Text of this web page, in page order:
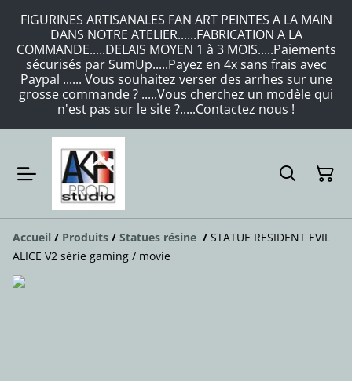
FIGURINES ARTISANALES FAN ART PEINTES A LA MAIN
DANS NOTRE ATELIER......FABRICATION A LA
COMMANDE.....DELAIS MOYEN 1 à 3 MOIS.....Paiements
sécurisés par SumUp.....Payez en 4x sans frais avec
Paypal ...... Vous souhaitez verser des arrhes sur une
grosse commande ? .....Vous cherchez un modèle qui
n'est pas sur le site ?.....Contactez nous !
Accueil / Produits / Statues résine / STATUE RESIDENT EVIL
ALICE V2 série gaming / movie